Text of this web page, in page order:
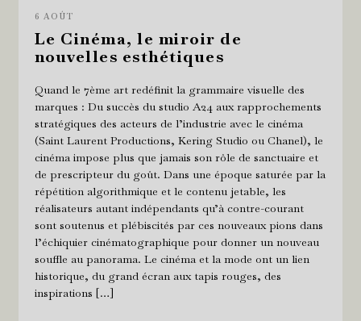
6 AOÛT
Le Cinéma, le miroir de
nouvelles esthétiques
Quand le 7ème art redéfinit la grammaire visuelle des
marques : Du succès du studio A24 aux rapprochements
stratégiques des acteurs de l’industrie avec le cinéma
(Saint Laurent Productions, Kering Studio ou Chanel), le
cinéma impose plus que jamais son rôle de sanctuaire et
de prescripteur du goût. Dans une époque saturée par la
répétition algorithmique et le contenu jetable, les
réalisateurs autant indépendants qu’à contre-courant
sont soutenus et plébiscités par ces nouveaux pions dans
l’échiquier cinématographique pour donner un nouveau
souffle au panorama. Le cinéma et la mode ont un lien
historique, du grand écran aux tapis rouges, des
inspirations […]